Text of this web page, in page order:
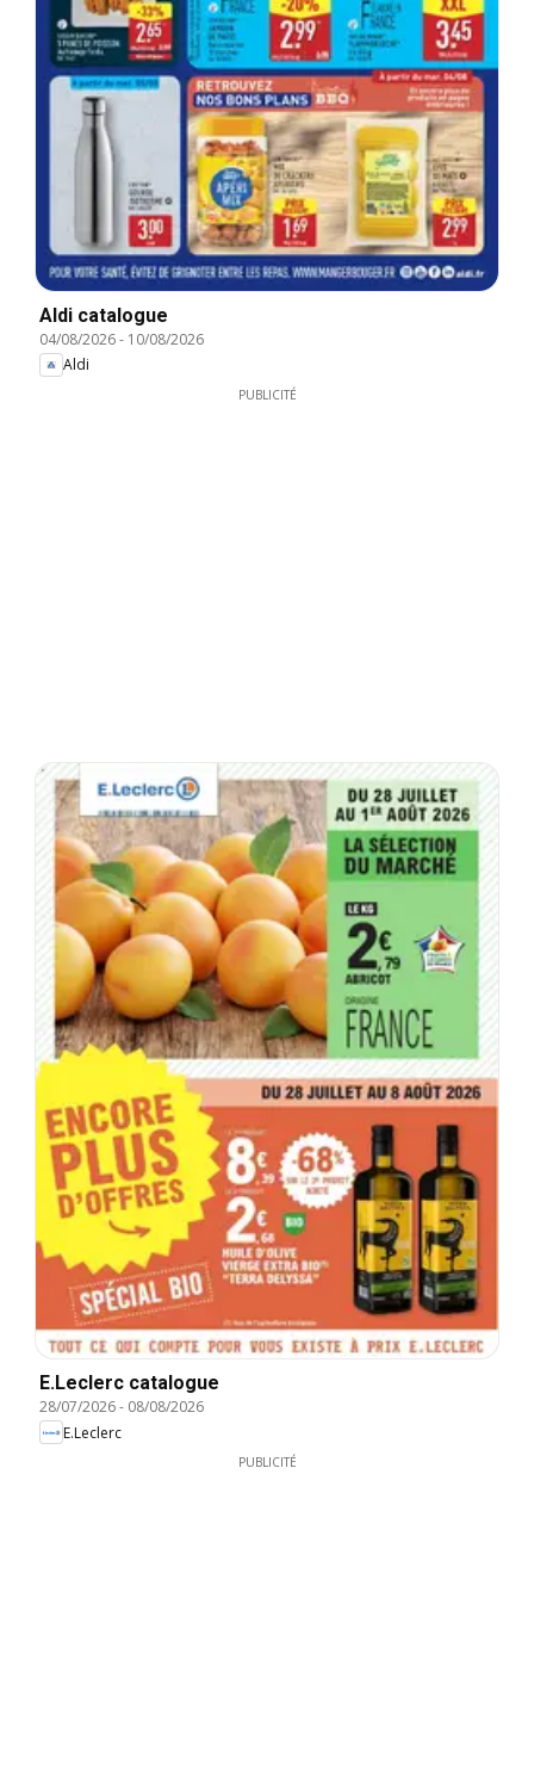
Aldi catalogue
04/08/2026- 10/08/2026
Aldi
PUBLICITÉ
E.Leclerc catalogue
28/07/2026- 08/08/2026
E.Leclerc
PUBLICITÉ